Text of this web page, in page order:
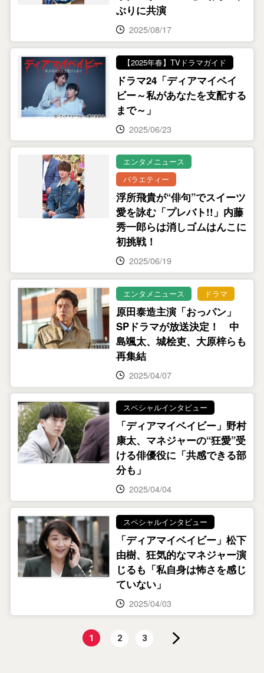
ぶりに共演
2025/08/17
【2025年春】TVドラマガイド
ドラマ24「ディアマイベイ
ビー～私があなたを支配する
まで～」
2025/06/23
エンタメニュース
バラエティー
浮所飛貴が“俳句”でスイーツ
愛を詠む「プレバト!!」内藤
秀一郎らは消しゴムはんこに
初挑戦！
2025/06/19
エンタメニュース ドラマ
原田泰造主演「おっパン」
SPドラマが放送決定！ 中
島颯太、城桧吏、大原梓らも
再集結
2025/04/07
スペシャルインタビュー
「ディアマイベイビー」野村
康太、マネジャーの“狂愛”受
ける俳優役に「共感できる部
分も」
2025/04/04
スペシャルインタビュー
「ディアマイベイビー」松下
由樹、狂気的なマネジャー演
じるも「私自身は怖さを感じ
ていない」
2025/04/03
1 2 3